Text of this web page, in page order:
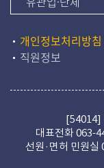
개인정보처리방침
직원정보
[54014]
대표전화063-
선원·면허 민원실